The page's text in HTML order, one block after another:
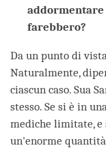
farebbero?
Da un punto di
Naturalmente,
ciascun caso. Sua
stesso. Se si è in
mediche limitate, e
un'enorme